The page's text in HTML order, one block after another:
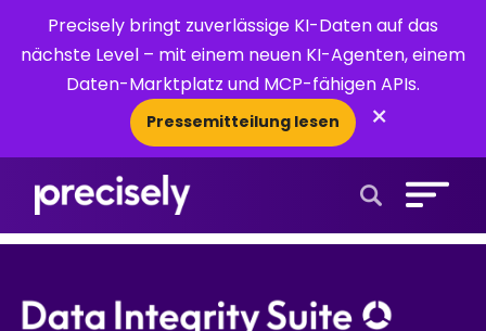
Precisely bringt zuverlässige KI-Daten auf das
nächste Level – mit einem neuen KI-Agenten, einem
Daten-Marktplatz und MCP-fähigen APIs.
Pressemitteilung lesen ×